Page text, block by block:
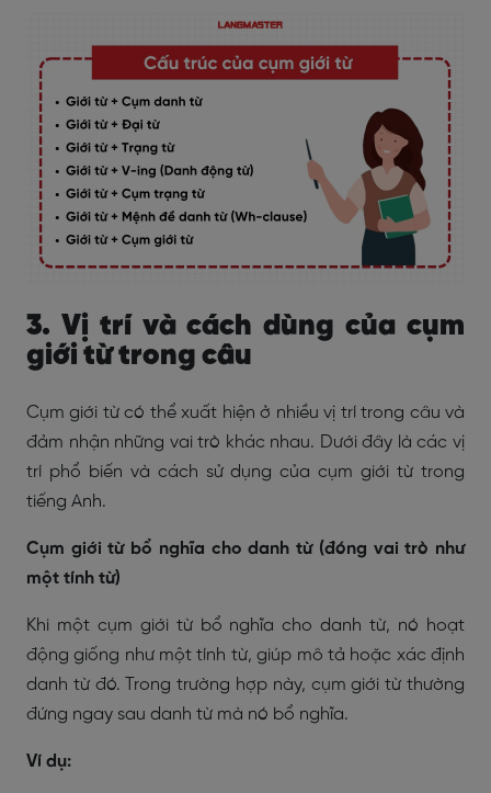
3. Vị trí và cách dùng của cụm
giới từ trong câu
Cụm giới từ có thể xuất hiện ở nhiều vị trí trong câu và
đảm nhận những vai trò khác nhau. Dưới đây là các vị
trí phổ biến và cách sử dụng của cụm giới từ trong
tiếng Anh.
Cụm giới từ bổ nghĩa cho danh từ (đóng vai trò như
một tính từ)
Khi một cụm giới từ bổ nghĩa cho danh từ, nó hoạt
động giống như một tính từ, giúp mô tả hoặc xác định
danh từ đó. Trong trường hợp này, cụm giới từ thường
đứng ngay sau danh từ mà nó bổ nghĩa.
Ví dụ: